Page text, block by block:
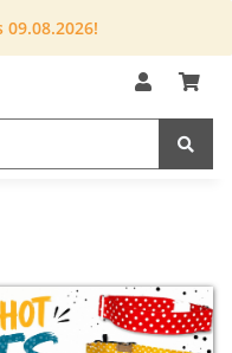
09.08.2026!